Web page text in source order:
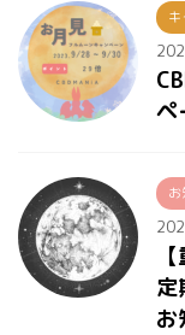
ペ
お
定
お